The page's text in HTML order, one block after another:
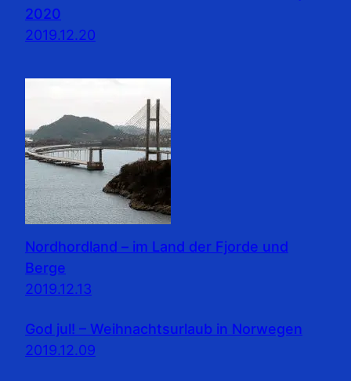
2020
2019.12.20
Nordhordland – im Land der Fjorde und
Berge
2019.12.13
God jul! – Weihnachtsurlaub in Norwegen
2019.12.09